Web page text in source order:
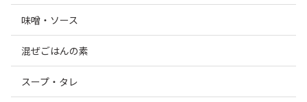
味噌・ソース
混ぜごはんの素
スープ・タレ